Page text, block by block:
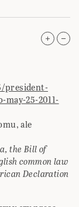
president-
25-2011-
ale
the Bill of
common law
Declaration